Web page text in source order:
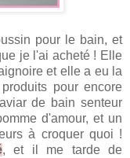
pour le bain, et
je l'ai acheté ! Elle
et elle a eu la
pour encore
de bain senteur
d'amour, et un
à croquer quoi !
, et il me tarde de